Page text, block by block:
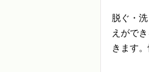
脱ぐ・
えがで
きます